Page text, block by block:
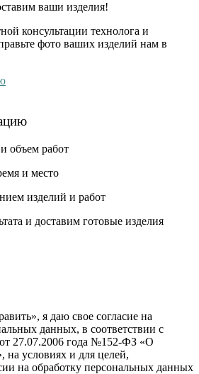
ваши изделия!
консультации технолога и
фото ваших изделий нам в
объем работ
и место
изделий и работ
и доставим готовые изделия
я даю свое согласие на
данных, в соответствии с
27.07.2006 года №152-ФЗ «О
на условиях и для целей,
на обработку персональных данных